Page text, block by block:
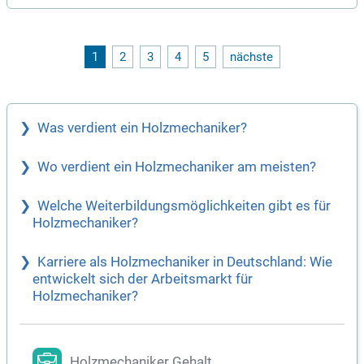
gung einer breiten Produktpalette, von Fußböden bis Möbelk
erarbeitung an. Praktische Erfahrung sammelst du wöchentl
ich in unserer Fertigung. Im zweiten Jahr vertiefst du deine
1 2 3 4 5 nächste
Was verdient ein Holzmechaniker?
Wo verdient ein Holzmechaniker am meisten?
Welche Weiterbildungsmöglichkeiten gibt es für
Holzmechaniker?
Karriere als Holzmechaniker in Deutschland: Wie
entwickelt sich der Arbeitsmarkt für
Holzmechaniker?